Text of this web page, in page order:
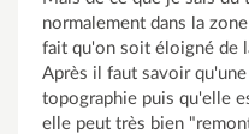
normalement dans la
fait qu'on soit éloigné de
Après il faut savoir
topographie puis qu'elle
elle peut très bien